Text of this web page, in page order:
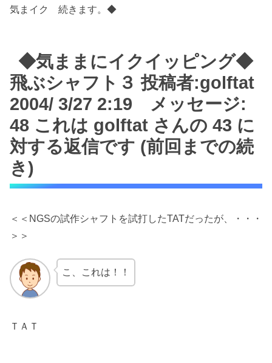
気まイク 続きます。◆
◆気ままにイクイッピング◆
飛ぶシャフト３ 投稿者:golftat
2004/ 3/27 2:19 メッセージ:
48 これは golftat さんの 43 に
対する返信です (前回までの続
き)
＜＜NGSの試作シャフトを試打したTATだったが、・・・
＞＞
こ、これは！！
ＴＡＴ